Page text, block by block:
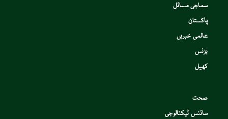
سماجی مسائل
پاکستان
عالمی خبریں
بزنس
کھیل
صحت
سائنس ٹیکنالوجی